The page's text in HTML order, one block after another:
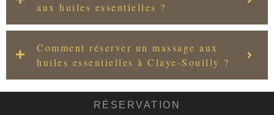
aux huiles essentielles ?
Comment réserver un massage aux
huiles essentielles à Claye-Souilly ?
RÉSERVATION